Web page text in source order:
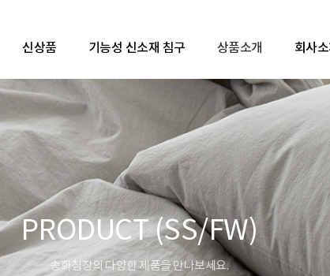
신상품 기능성 신소재 침구 상품소개 회사소
PRODUCT (SS/FW)
송화침장의 다양한 제품을 만나보세요.